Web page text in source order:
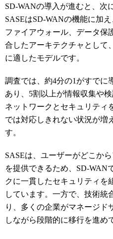
SD-WANの導入が進むと、次
SASEはSD-WANの機能に加
ファイアウォール、データ保
合したアーキテクチャとして
に適したモデルです。
調査では、約4分の1がすでに
あり、5割以上が情報収集や
ネットワークとセキュリティ
では対応しきれない状況が増
す。
SASEは、ユーザーがどこか
を提供できるため、SD-WAN
クに一貫したセキュリティを
しています。一方で、技術統
り、多くの企業がマネージド
しながら段階的に移行を進め